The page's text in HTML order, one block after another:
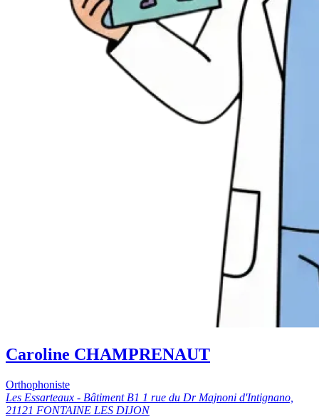
Caroline CHAMPRENAUT
Orthophoniste
Les Essarteaux - Bâtiment B1 1 rue du Dr Majnoni d'Intignano,
21121 FONTAINE LES DIJON